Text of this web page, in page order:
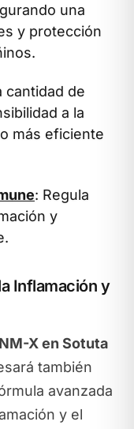
una
y protección
cantidad de
a la
más eficiente
: Regula
y
Inflamación y
X en Sotuta
también
avanzada
y el